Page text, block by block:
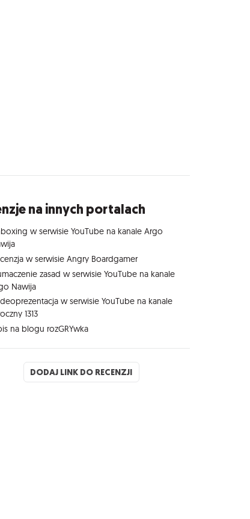
na innych portalach
w serwisie YouTube na kanale Argo
w serwisie Angry Boardgamer
zasad w serwisie YouTube na kanale
Nawija
w serwisie YouTube na kanale
1313
na blogu rozGRYwka
DODAJ LINK DO RECENZJI